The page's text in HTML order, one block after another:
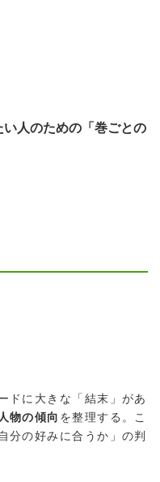
い人のための「巻ごとの
ドに大きな「結末」があ
物の傾向 を整理する。こ
分の好みに合うか」の判